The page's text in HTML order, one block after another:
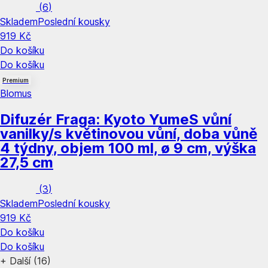
(6)
SklademPoslední kousky
919 Kč
Do košíku
Do košíku
Premium
Blomus
Difuzér Fraga: Kyoto YumeS vůní
vanilky/s květinovou vůní, doba vůně
4 týdny, objem 100 ml, ø 9 cm, výška
27,5 cm
(3)
SklademPoslední kousky
919 Kč
Do košíku
Do košíku
+ Další (16)